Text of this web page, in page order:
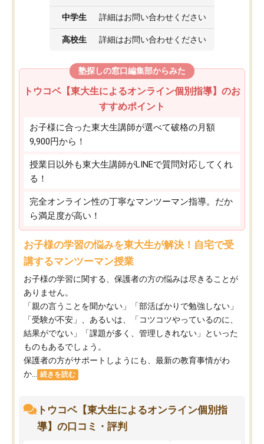
中学生 詳細はお問い合わせください
高校生 詳細はお問い合わせください
塾探しの窓口編集部からみた
トウコベ【東大生によるオンライン個別指導】のお
すすめポイント
お子様に合った東大生講師が選べて破格の月額
9,900円から！
授業日以外も東大生講師がLINEで質問対応してくれ
る！
完全オンライン性の丁寧なマンツーマン指導。だか
ら満足度が高い！
お子様の学習の悩みを東大生が解決！自宅で受
講するマンツーマン授業
お子様の学習に関する、保護者の方の悩みは尽きることが
ありません。
「親の言うことを聞かない」「部活ばかりで勉強しない」
「受験が不安」、あるいは、「コツコツやっているのに、
結果がでない」「課題が多く、管理しきれない」といった
ものもあるでしょう。
保護者の方がサポートしようにも、最新の教育事情がわ
か...
続きを読む
トウコベ【東大生によるオンライン個別指
導】の口コミ・評判